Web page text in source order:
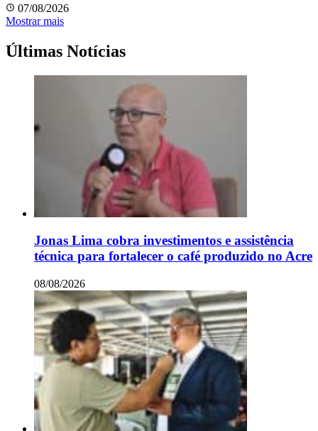
07/08/2026
Mostrar mais
Últimas Notícias
Jonas Lima cobra investimentos e assistência
técnica para fortalecer o café produzido no Acre
08/08/2026